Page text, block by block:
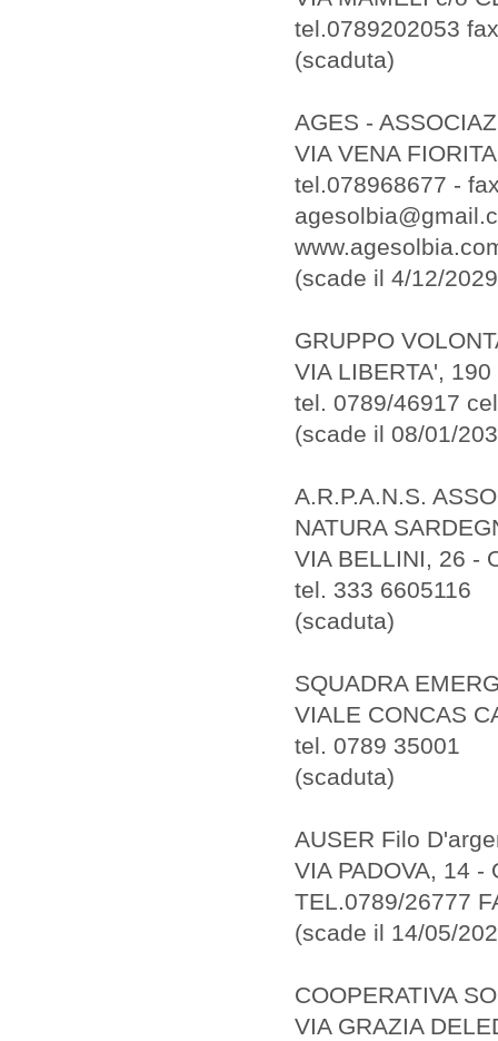
tel.0789202053
(scaduta)
AGES -
VIA VENA
tel.078968677 -
(scade il 4/12/
GRUPPO
VIA LIBERTA',
tel. 0789/46917
(scade il 08/01/
A.R.P.A.N.S.
NATURA
VIA BELLINI, 26 -
tel. 333 6605116
(scaduta)
SQUADRA
VIALE CONCAS
tel. 0789 35001
(scaduta)
AUSER Filo
VIA PADOVA, 14 -
TEL.0789/26777
(scade il 14/05/
COOPERATIVA
VIA GRAZIA